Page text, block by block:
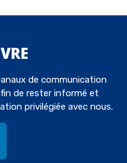
de communication
de rester informé et
privilégiée avec nous.